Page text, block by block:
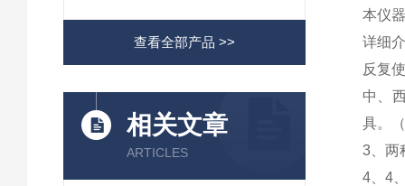
查看全部产品 >>
相关文章
ARTICLES
本仪
详细
反复
中、
具。
3、两
4、4